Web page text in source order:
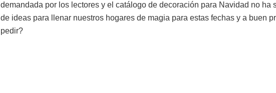
demandada por los lectores y el catálogo de decoración para Navidad no ha
de ideas para llenar nuestros hogares de magia para estas fechas y a buen
pedir?